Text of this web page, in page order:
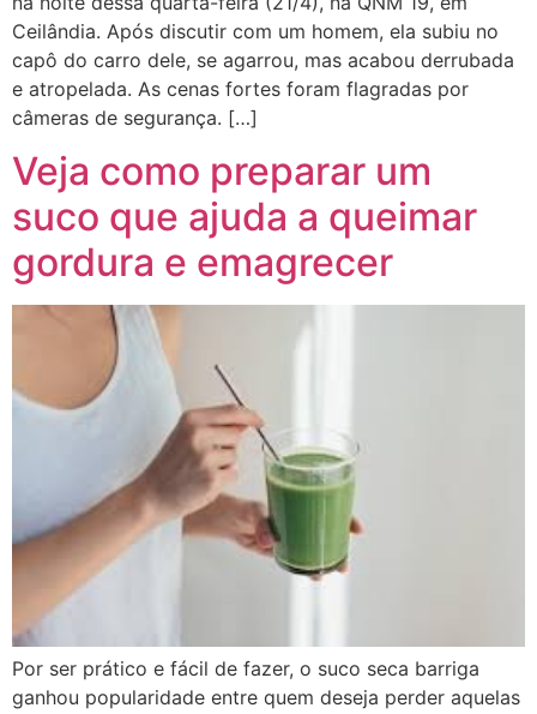
Ceilândia. Após discutir com um homem, ela subiu no
capô do carro dele, se agarrou, mas acabou derrubada
e atropelada. As cenas fortes foram flagradas por
câmeras de segurança. […]
Veja como preparar um
suco que ajuda a queimar
gordura e emagrecer
Por ser prático e fácil de fazer, o suco seca barriga
ganhou popularidade entre quem deseja perder aquelas